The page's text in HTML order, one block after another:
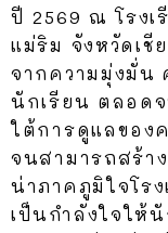
ปี 2569 ณ โรง
แม่ริม จังหวัดเชี
จากความมุ่งมั่น
นักเรียน ตลอด
ใต้การดูแลของ
จนสามารถสร้า
น่าภาคภูมิใจโร
เป็นกำลังใจให้